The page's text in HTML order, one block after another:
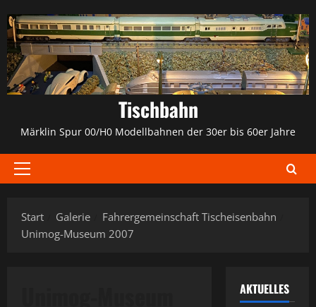
Inhalt
springen
Tischbahn
Märklin Spur 00/H0 Modellbahnen der 30er bis 60er Jahre
Primäres
Start
Galerie
Fahrergemeinschaft Tischeisenbahn
Unimog-Museum 2007
AKTUELLES